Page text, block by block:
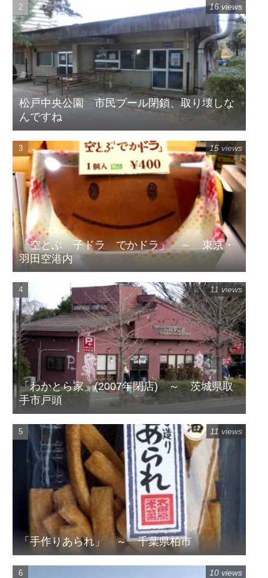
松戸中央公園 市民プール閉鎖、取り壊しな
んですね
16 views
「空とぶ 子ドラ でかドラ」 ～ 東京・
羽田空港内
15 views
「わかとら家」(2007年閉店) ～ 茨城県取
手市戸頭
11 views
「手作りあられ」 ～ 千葉県柏市
11 views
10 views